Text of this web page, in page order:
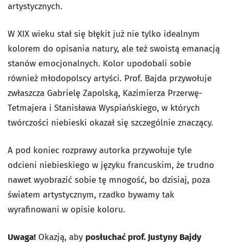
artystycznych.
W XIX wieku stał się błękit już nie tylko idealnym
kolorem do opisania natury, ale też swoistą emanacją
stanów emocjonalnych. Kolor upodobali sobie
również młodopolscy artyści. Prof. Bajda przywołuje
zwłaszcza Gabrielę Zapolską, Kazimierza Przerwę-
Tetmajera i Stanisława Wyspiańskiego, w których
twórczości niebieski okazał się szczególnie znaczący.
A pod koniec rozprawy autorka przywołuje tyle
odcieni niebieskiego w języku francuskim, że trudno
nawet wyobrazić sobie tę mnogość, bo dzisiaj, poza
światem artystycznym, rzadko bywamy tak
wyrafinowani w opisie koloru.
Uwaga! Okazją, aby posłuchać prof. Justyny Bajdy